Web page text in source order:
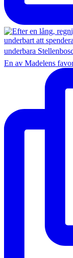
En av Madelens